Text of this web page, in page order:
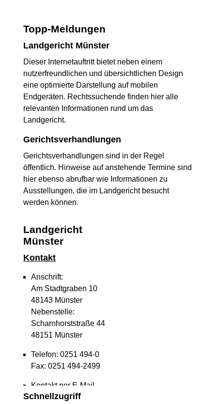
Topp-Meldungen
Landgericht Münster
Dieser Internetauftritt bietet neben einem
nutzerfreundlichen und übersichtlichen Design
eine optimierte Darstellung auf mobilen
Endgeräten. Rechtssuchende finden hier alle
relevanten Informationen rund um das
Landgericht.
Gerichtsverhandlungen
Gerichtsverhandlungen sind in der Regel
öffentlich. Hinweise auf anstehende Termine sind
hier ebenso abrufbar wie Informationen zu
Ausstellungen, die im Landgericht besucht
werden können.
Landgericht
Münster
Kontakt
Anschrift:
Am Stadtgraben 10
48143 Münster
Nebenstelle:
Scharnhorststraße 44
48151 Münster
Telefon: 0251 494-0
Fax: 0251 494-2499
Kontakt per E-Mail
Schnellzugriff